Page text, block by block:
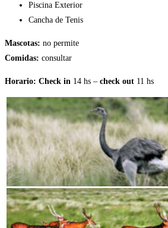
Piscina Exterior
Cancha de Tenis
Mascotas: no permite
Comidas: consultar
Horario: Check in 14 hs – check out 11 hs